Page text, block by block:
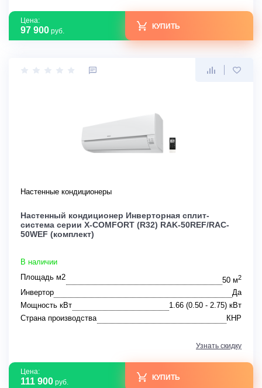
Цена:
97 900 руб.
КУПИТЬ
Настенные кондиционеры
Настенный кондиционер Инверторная сплит-
система серии X-COMFORT (R32) RAK-50REF/RAC-
50WEF (комплект)
В наличии
Площадь м2
50 м2
Инвертор
Да
Мощность кВт
1.66 (0.50 - 2.75) кВт
Страна производства
КНР
Узнать скидку
Цена:
111 900 руб.
КУПИТЬ